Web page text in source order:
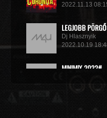
2022.11.13
LEGJOBB
Dj Hlasznyik
2022.10.19
MINIMIX 2022#
2022.09.02 10:40